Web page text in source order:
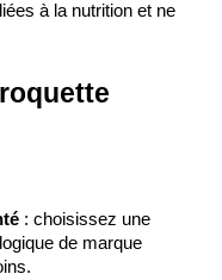
liées à la nutrition et ne
de marque